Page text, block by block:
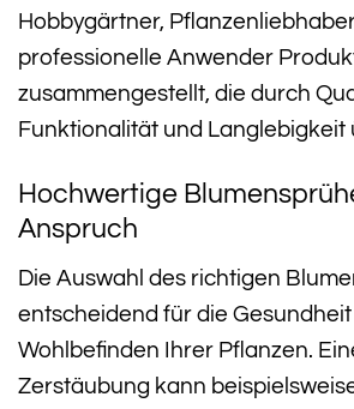
Hobbygärtner,
professionelle Anwender
zusammengestellt, die durch
Funktionalität und Langlebigkeit
Hochwertige
Anspruch
Die Auswahl des richtigen
entscheidend für die
Wohlbefinden Ihrer Pflanzen.
Zerstäubung kann